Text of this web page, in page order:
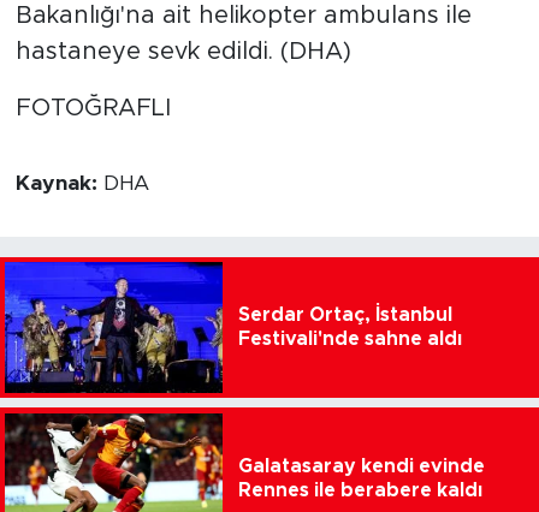
Bakanlığı'na ait helikopter ambulans ile
hastaneye sevk edildi. (DHA)
FOTOĞRAFLI
Kaynak: DHA
Serdar Ortaç, İstanbul
Festivali'nde sahne aldı
Galatasaray kendi evinde
Rennes ile berabere kaldı